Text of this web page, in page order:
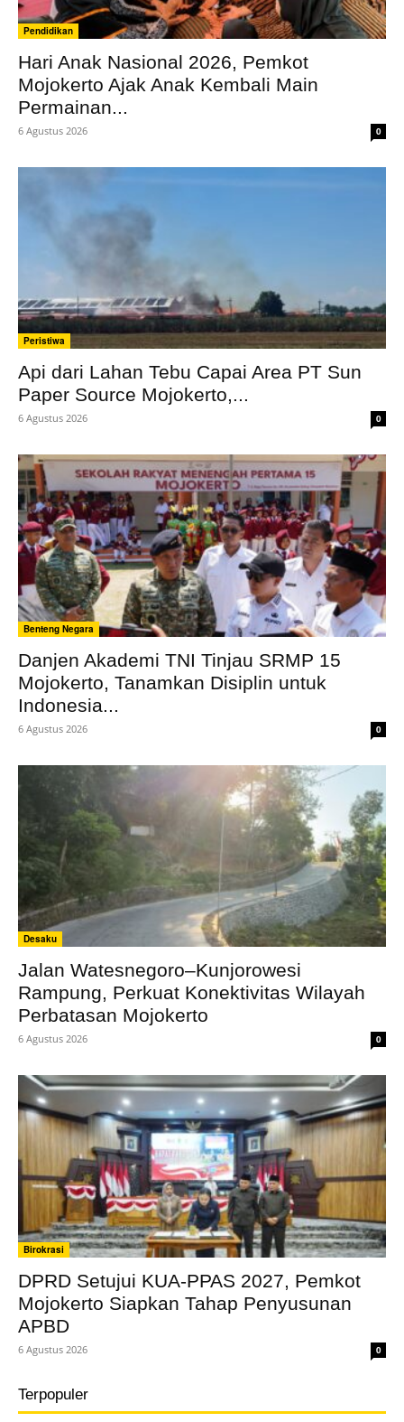
Pendidikan
Hari Anak Nasional 2026, Pemkot
Mojokerto Ajak Anak Kembali Main
Permainan...
6 Agustus 2026 0
Peristiwa
Api dari Lahan Tebu Capai Area PT Sun
Paper Source Mojokerto,...
6 Agustus 2026 0
Benteng Negara
Danjen Akademi TNI Tinjau SRMP 15
Mojokerto, Tanamkan Disiplin untuk
Indonesia...
6 Agustus 2026 0
Desaku
Jalan Watesnegoro–Kunjorowesi
Rampung, Perkuat Konektivitas Wilayah
Perbatasan Mojokerto
6 Agustus 2026 0
Birokrasi
DPRD Setujui KUA-PPAS 2027, Pemkot
Mojokerto Siapkan Tahap Penyusunan
APBD
6 Agustus 2026 0
Terpopuler